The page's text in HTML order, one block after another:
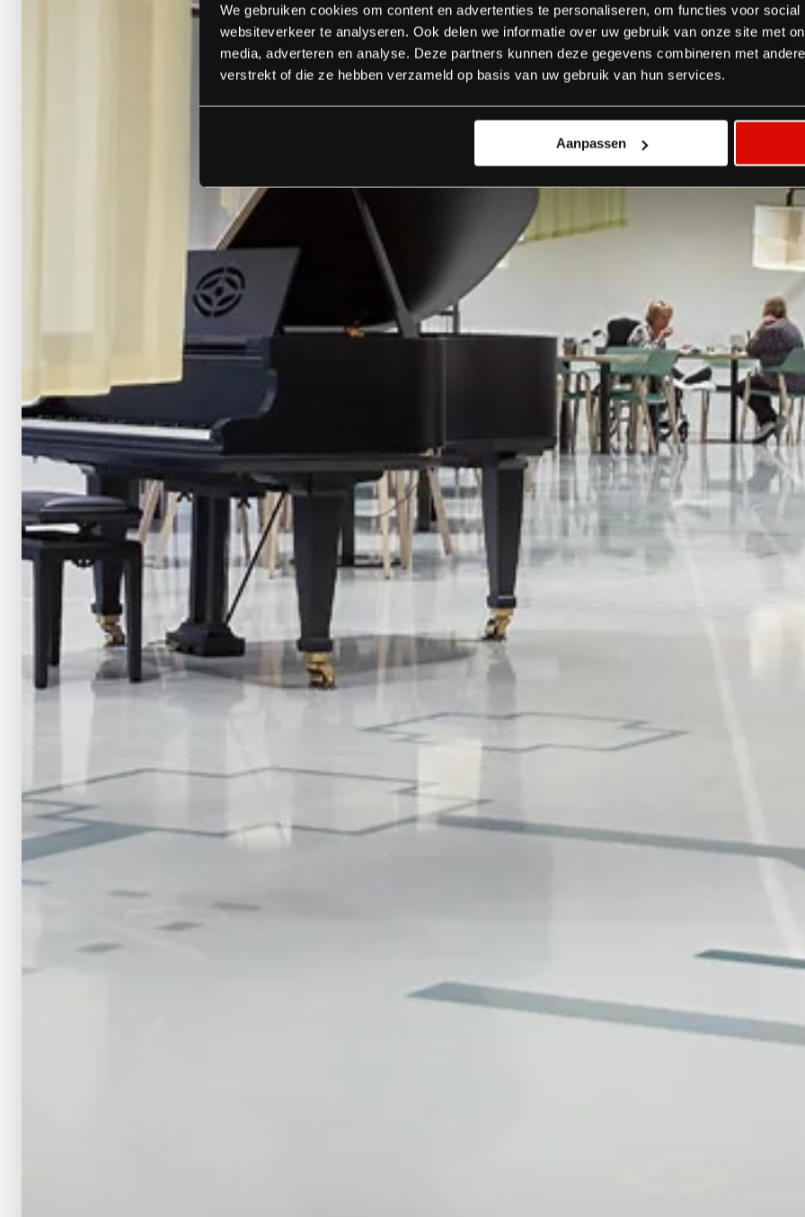
We gebruiken cookies om content en advertenties te personaliseren, om functies voor
websiteverkeer te analyseren. Ook delen we informatie over uw gebruik van onze site met
media, adverteren en analyse. Deze partners kunnen deze gegevens combineren met
verstrekt of die ze hebben verzameld op basis van uw gebruik van hun services.
Aanpassen